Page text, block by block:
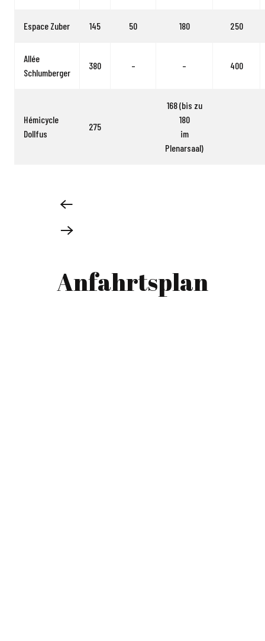
Espace Zuber 145 50 180 250
Allée
Schlumberger
380 – – 400
Hémicycle
Dollfus
275
168 (bis zu
180
im
Plenarsaal)
Anfahrtsplan